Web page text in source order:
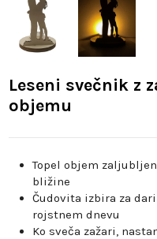
Leseni svečnik z
objemu
Topel objem
bližine
Čudovita izbira za
rojstnem dnevu
Ko sveča zažari,